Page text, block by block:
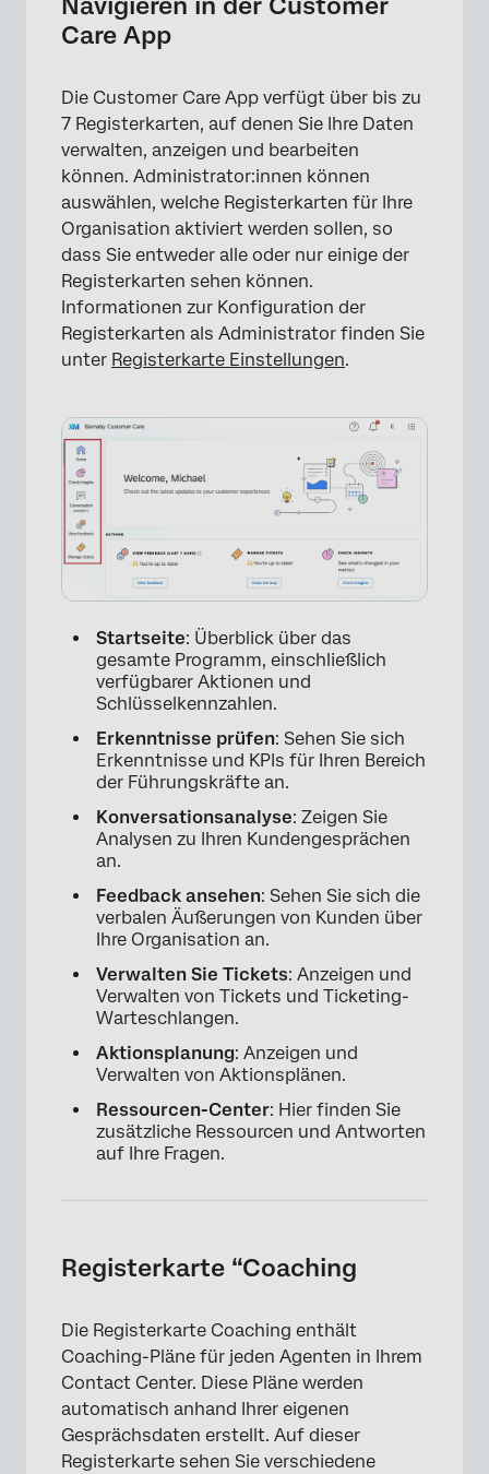
×
Care App
Die Customer Care App verfügt über bis zu
7 Registerkarten, auf denen Sie Ihre Daten
verwalten, anzeigen und bearbeiten
können. Administrator:innen können
auswählen, welche Registerkarten für Ihre
Organisation aktiviert werden sollen, so
dass Sie entweder alle oder nur einige der
Registerkarten sehen können.
Informationen zur Konfiguration der
Registerkarten als Administrator finden Sie
unter Registerkarte Einstellungen.
Startseite: Überblick über das
gesamte Programm, einschließlich
verfügbarer Aktionen und
Schlüsselkennzahlen.
Erkenntnisse prüfen: Sehen Sie sich
Erkenntnisse und KPIs für Ihren Bereich
der Führungskräfte an.
Konversationsanalyse: Zeigen Sie
Analysen zu Ihren Kundengesprächen
an.
Feedback ansehen: Sehen Sie sich die
verbalen Äußerungen von Kunden über
Ihre Organisation an.
Verwalten Sie Tickets: Anzeigen und
Verwalten von Tickets und Ticketing-
Warteschlangen.
Aktionsplanung: Anzeigen und
Verwalten von Aktionsplänen.
Ressourcen-Center: Hier finden Sie
zusätzliche Ressourcen und Antworten
auf Ihre Fragen.
Registerkarte “Coaching
Die Registerkarte Coaching enthält
Coaching-Pläne für jeden Agenten in Ihrem
Contact Center. Diese Pläne werden
automatisch anhand Ihrer eigenen
Gesprächsdaten erstellt. Auf dieser
Registerkarte sehen Sie verschiedene